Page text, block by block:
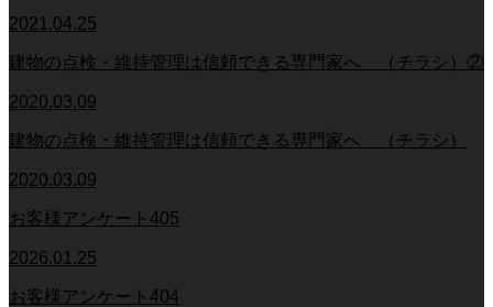
2021.04.25
建物の点検・維持管理は信頼できる専門家へ （チラシ）②
2020.03.09
建物の点検・維持管理は信頼できる専門家へ （チラシ）
2020.03.09
お客様アンケート405
2026.01.25
お客様アンケート404